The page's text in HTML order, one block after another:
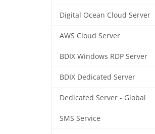
Digital Ocean Cloud Server
AWS Cloud Server
BDIX Windows RDP Server
BDIX Dedicated Server
Dedicated Server - Global
SMS Service